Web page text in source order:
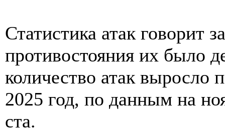
Статистика атак говорит
противостояния их было
количество атак выросло
2025 год, по данным на
ста.